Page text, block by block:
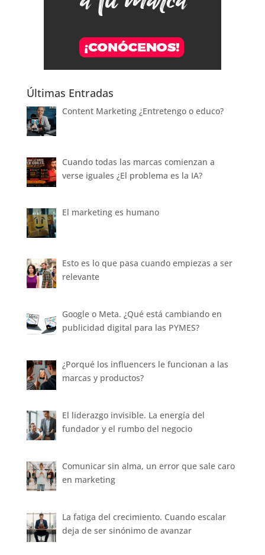
Últimas Entradas
Content Marketing ¿Entretengo o educo?
Cuando todas las marcas comienzan a
verse iguales ¿El problema es la IA?
El marketing es humano
Esto es lo que pasa cuando empiezas a ser
relevante
Google o Meta. ¿Qué está cambiando en
publicidad digital para las PYMES?
¿Porqué los influencers le funcionan a las
marcas y productos?
El liderazgo invisible. La energía del
fundador y el rumbo del negocio
Comunicar sin alma, un error que sale caro
en marketing
La fatiga del crecimiento. Cuando escalar
deja de ser sinónimo de avanzar